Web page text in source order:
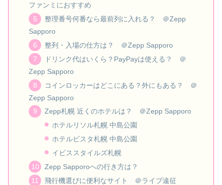
ファンミにおすすめ
整理番号何番なら最前列に入れる？ ＠Zepp
Sapporo
整列・入場の仕方は？ ＠Zepp Sapporo
ドリンク代はいくら？PayPayは使える？ ＠
Zepp Sapporo
コインロッカーはどこにある？外にもある？ ＠
Zepp Sapporo
Zepp札幌 近くのホテルは？ ＠Zepp Sapporo
ホテルリソル札幌 中島公園
ホテルビスタ札幌 中島公園
イビススタイルズ札幌
Zepp Sapporoへの行き方は？
飛行機選びに便利なサイト ＠ライブ遠征